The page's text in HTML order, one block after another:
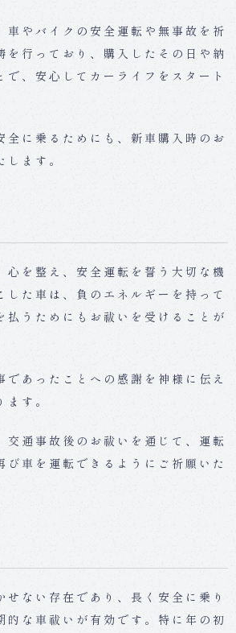
車やバイクの安全運転や無事故を祈
を行っており、購入したその日や納
で、安心してカーライフをスタート
全に乗るためにも、新車購入時のお
ます。
心を整え、安全運転を誓う大切な機
した車は、負のエネルギーを持って
払うためにもお祓いを受けることが
であったことへの感謝を神様に伝え
す。
交通事故後のお祓いを通じて、運転
び車を運転できるようにご祈願いた
せない存在であり、長く安全に乗り
的な車祓いが有効です。特に年の初